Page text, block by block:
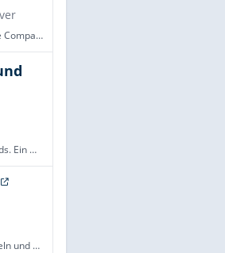
Als deutsche Tochterfirma der KEYENCE CORPORATION, einem der „World's Most Innovative Companies“ (Forbes), bieten wir innovative Produkte im Bereich Industrie 4.0 und Digitalisierung wie Mikroskop-Systeme, industrielle Mess- und Automatisierungstechn
Die BÄHR Gruppe ist eines der größten Verpackungsmittelhandelsunternehmen Deutschlands. Ein mittelständisches Familienunternehmen aus Bremen mit rund 160 Mitarbeiterinnen und Mitarbeitern, 67.000 m² Logistikfläche und eigenem Lkw-Fuhrpark. Was uns an
Hansa Holz Wilhelm Krüger GmbH ist ein familiengeführtes Unternehmen mit starken Wurzeln und klarem Blick in die Zukunft. Mit drei Standorten im Norden beliefern wir Handel, Handwerk und Industrie mit einem umfangreichen Sortiment an Holz, Holzwerkst